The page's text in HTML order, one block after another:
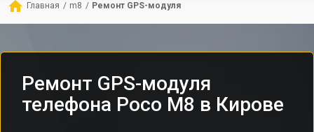
Главная / m8 / Ремонт GPS-модуля
Ремонт GPS-модуля
телефона Poco M8 в Кирове